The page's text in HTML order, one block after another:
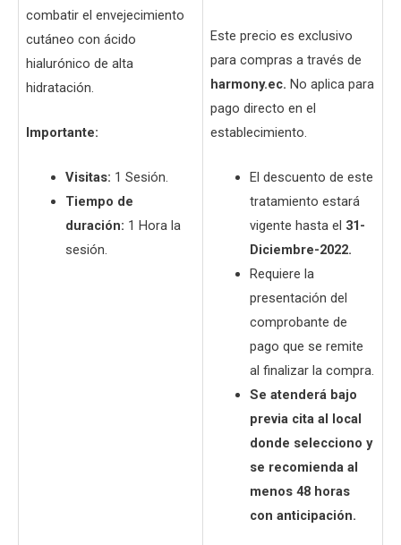
combatir el envejecimiento
cutáneo con ácido
hialurónico de alta
hidratación.
Importante:
Visitas: 1 Sesión.
Tiempo de
duración: 1 Hora la
sesión.
Este precio es exclusivo
para compras a través de
harmony.ec. No aplica para
pago directo en el
establecimiento.
El descuento de este
tratamiento estará
vigente hasta el 31-
Diciembre-2022.
Requiere la
presentación del
comprobante de
pago que se remite
al finalizar la compra.
Se atenderá bajo
previa cita al local
donde selecciono y
se recomienda al
menos 48 horas
con anticipación.